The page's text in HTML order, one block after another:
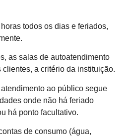
todos os dias e feriados,
as salas de autoatendimento
a critério da instituição.
ao público segue
onde não há feriado
há ponto facultativo.
de consumo (água,